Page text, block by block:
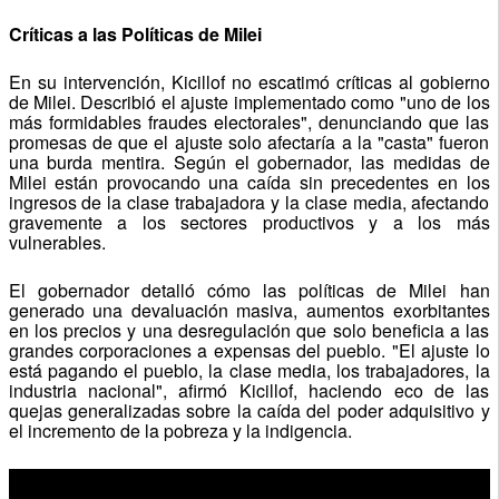
Críticas a las Políticas de Milei
En su intervención, Kicillof no escatimó críticas al gobierno
de Milei. Describió el ajuste implementado como "uno de los
más formidables fraudes electorales", denunciando que las
promesas de que el ajuste solo afectaría a la "casta" fueron
una burda mentira. Según el gobernador, las medidas de
Milei están provocando una caída sin precedentes en los
ingresos de la clase trabajadora y la clase media, afectando
gravemente a los sectores productivos y a los más
vulnerables.
El gobernador detalló cómo las políticas de Milei han
generado una devaluación masiva, aumentos exorbitantes
en los precios y una desregulación que solo beneficia a las
grandes corporaciones a expensas del pueblo. "El ajuste lo
está pagando el pueblo, la clase media, los trabajadores, la
industria nacional", afirmó Kicillof, haciendo eco de las
quejas generalizadas sobre la caída del poder adquisitivo y
el incremento de la pobreza y la indigencia.